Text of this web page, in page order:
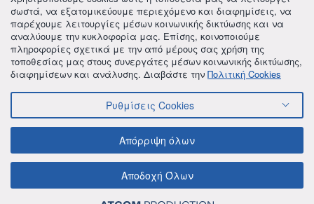
ΠΛΗΡΟΦΟΡΙΕΣ
© 2018 FREZYDERM A.B.Ε.E. ALL RIGHTS RESERVED
ΠΟΛΙΤΙΚΗ ΕΣΩΤΕΡΙΚΩΝ ΑΝΑΦΟΡΩΝ & ΚΑΤΑΓΓΕΛΙΩΝ (Ν. 4990/22)
ΠΟΛΙΤΙΚΗ ΑΠΟΡΡΗΤΟΥ ΤΗΣ FREZYDERM
ΠΟΛΙΤΙΚΗ ΓΙΑ ΤΑ COOKIES
ΟΙΚΟΝΟΜΙΚΑ ΣΤΟΙΧΕΙΑ ΤΗΣ FREZYDERM
σωστά, να εξατομικεύουμε περιεχόμενο και διαφημίσεις, να
παρέχουμε λειτουργίες μέσων κοινωνικής δικτύωσης και να
αναλύουμε την κυκλοφορία μας. Επίσης, κοινοποιούμε
πληροφορίες σχετικά με την από μέρους σας χρήση της
τοποθεσίας μας στους συνεργάτες μέσων κοινωνικής δικτύωσης,
διαφημίσεων και ανάλυσης. Διαβάστε την Πολιτική Cookies
Ρυθμίσεις Cookies
Απόρριψη όλων
Αποδοχή Όλων